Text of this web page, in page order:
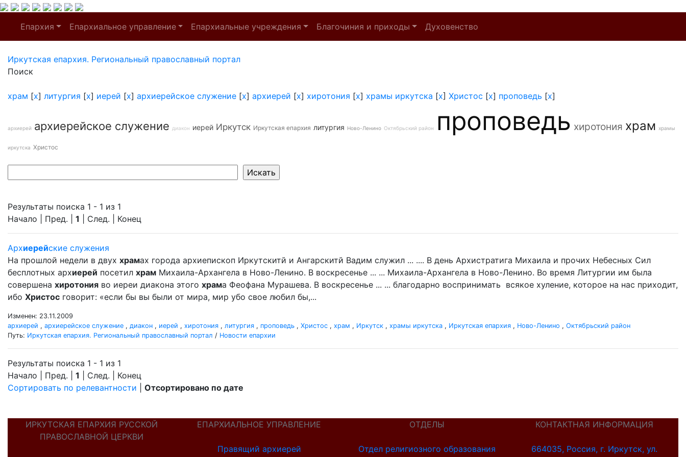
Епархия Епархиальное управление Епархиальные учреждения Благочиния и приходы Духовенство
Иркутская епархия. Региональный православный портал
Поиск
храм [x] литургия [x] иерей [x] архиерейское служение [x] архиерей [x] хиротония [x] храмы иркутска [x] Христос [x] проповедь [x]
архиерей архиерейское служение диакон иерей Иркутск Иркутская епархия литургия Ново-Ленино Октябрьский район проповедь хиротония храм храмы
иркутска Христос
Результаты поиска 1 - 1 из 1
Начало | Пред. | 1 | След. | Конец
Архиерейские служения
На прошлой недели в двух храмах города архиепископ Иркутскитй и Ангарскитй Вадим служил ... .... В день Архистратига Михаила и прочих Небесных Сил
бесплотных архиерей посетил храм Михаила-Архангела в Ново-Ленино. В воскресенье ... ... Михаила-Архангела в Ново-Ленино. Во время Литургии им была
совершена хиротония во иереи диакона этого храма Феофана Мурашева. В воскресенье ... ... благодарно воспринимать всякое хуление, которое на нас приходит,
ибо Христос говорит: «если бы вы были от мира, мир убо свое любил бы,...
Изменен: 23.11.2009
архиерей , архиерейское служение , диакон , иерей , хиротония , литургия , проповедь , Христос , храм , Иркутск , храмы иркутска , Иркутская епархия , Ново-Ленино , Октябрьский район
Путь: Иркутская епархия. Региональный православный портал / Новости епархии
Результаты поиска 1 - 1 из 1
Начало | Пред. | 1 | След. | Конец
Сортировать по релевантности
Отсортировано по дате
ИРКУТСКАЯ ЕПАРХИЯ РУССКОЙ
ПРАВОСЛАВНОЙ ЦЕРКВИ
ЕПАРХИАЛЬНОЕ УПРАВЛЕНИЕ
Правящий архиерей
ОТДЕЛЫ
Отдел религиозного образования
КОНТАКТНАЯ ИНФОРМАЦИЯ
664035, Россия, г. Иркутск, ул.